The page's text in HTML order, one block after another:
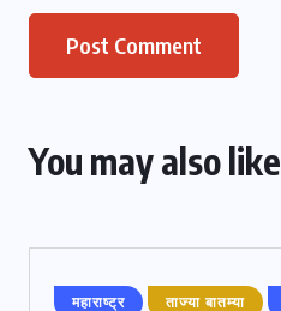
You may also like
महाराष्ट्र ताज्या बातम्या